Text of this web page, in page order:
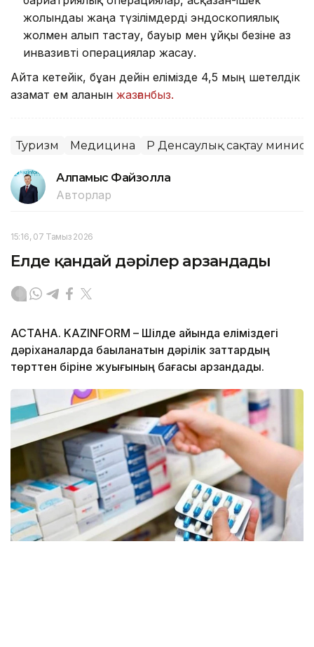
жолындағы жаңа түзілімдерді эндоскопиялық
жолмен алып тастау, бауыр мен ұйқы безіне аз
инвазивті операциялар жасау.
Айта кетейік, бұған дейін елімізде 4,5 мың шетелдік
азамат ем алғанын жазғанбыз.
Туризм Медицина ҚР Денсаулық сақтау
Алпамыс Файзолла
Авторлар
15:16, 07 Тамыз 2026
Елде қандай дәрілер арзандады
АСТАНА. KAZINFORM – Шілде айында еліміздегі
дәріханаларда бақыланатын дәрілік заттардың
төрттен біріне жуығының бағасы арзандады.